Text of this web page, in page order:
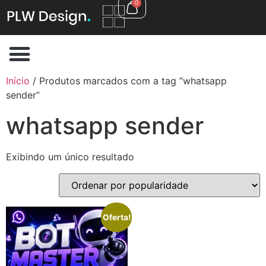
0
Início / Produtos marcados com a tag “whatsapp
sender”
whatsapp sender
Exibindo um único resultado
Oferta!